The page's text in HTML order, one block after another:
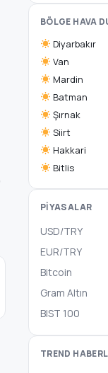
BÖLGE HAVA
Diyarbakır
Van
Mardin
Batman
Şırnak
Siirt
Hakkari
Bitlis
PİYASALAR
USD/TRY
EUR/TRY
Bitcoin
Gram Altın
BIST 100
TREND